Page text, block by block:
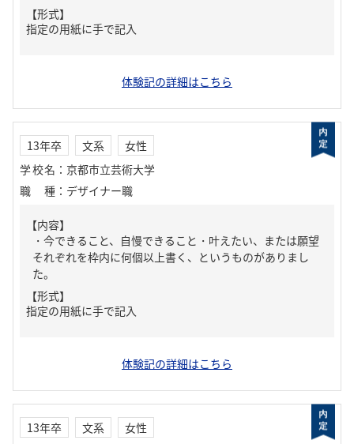
【形式】
指定の用紙に手で記入
体験記の詳細はこちら
13年卒 文系
女性
学校名 ： 京都市立芸術大学
職種 ： デザイナー職
【内容】
・今できること、自慢できること・叶えたい、または願望
それぞれを枠内に何個以上書く、というものがありまし
た。
【形式】
指定の用紙に手で記入
体験記の詳細はこちら
13年卒 文系
女性